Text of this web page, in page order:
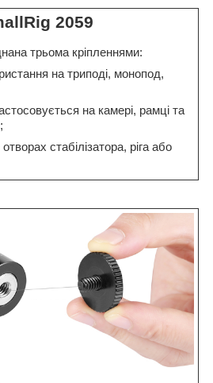
2059
трьома кріпленнями:
на триподі, монопод,
на камері, рамці та
стабілізатора, ріга або